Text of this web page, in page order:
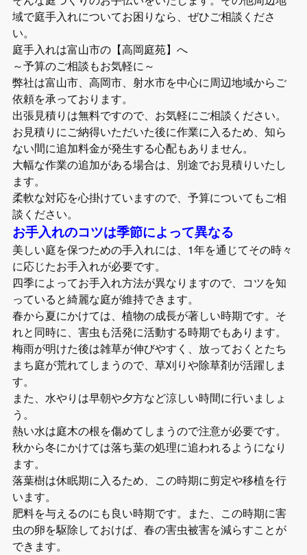
域で庭手入れについてお困りなら、ぜひご相談くださ
い。
庭手入れは富山市の【高岡庭苑】へ
～予算のご相談もお気軽に～
弊社は富山市、高岡市、射水市を中心に周辺地域からご
依頼を承っております。
出張見積りは無料ですので、お気軽にご相談ください。
お見積りにご納得いただいた後に作業に入るため、知ら
ない間に追加料金が発生する心配もありません。
大幅な作業の追加がある場合は、別途でお見積りいたし
ます。
柔軟な対応を心掛けていますので、予算についてもご相
談ください。
お手入れのコツは季節によって異なる
美しい庭を保つための手入れには、1年を通じてその時々
に応じたお手入れが必要です。
四季によってお手入れ方法が異なりますので、コツを知
っていると綺麗な庭が維持できます。
春から夏にかけては、植物の成長が著しい時期です。そ
れと同時に、害虫も活発に活動する時期でもあります。
梅雨が明けた後は雑草が伸びやすく、放っておくとたち
まち庭が荒れてしまうので、草刈りや除草剤が活躍しま
す。
また、水やりは早朝や夕方など涼しい時間に行いましょ
う。
熱い水は庭木の根を傷めてしまうので注意が必要です。
秋から冬にかけては落ち葉の処理に追われるようになり
ます。
落葉樹は休眠期に入るため、この時期に剪定や移植を行
います。
肥料を与えるのにも良い時期です。また、この時期に害
虫の卵を駆除しておけば、春の害虫被害を減らすことが
できます。